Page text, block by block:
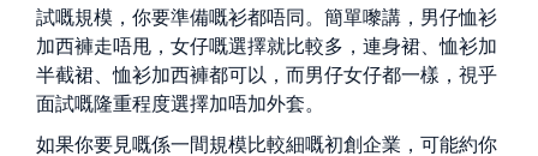
試嘅規模，你要準備嘅衫都唔同。簡單嚟講，男仔恤衫
加西褲走唔甩，女仔嘅選擇就比較多，連身裙、恤衫加
半截裙、恤衫加西褲都可以，而男仔女仔都一樣，視乎
面試嘅隆重程度選擇加唔加外套。
如果你要見嘅係一間規模比較細嘅初創企業，可能約你